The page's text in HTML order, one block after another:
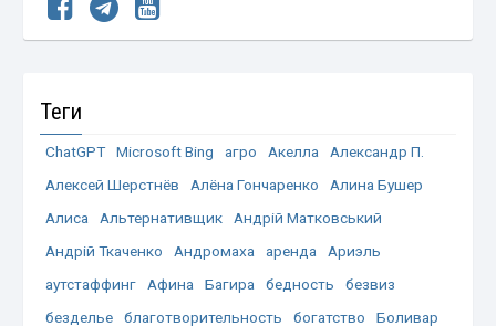
Теги
ChatGPT Microsoft Bing агро Акелла
Александр П.
Алексей Шерстнёв
Алёна Гончаренко
Алина Бушер
Алиса
Альтернативщик
Андрій Матковський
Андрій Ткаченко
Андромаха аренда
Ариэль
аутстаффинг
Афина Багира бедность
безвиз
безделье
благотворительность богатство
Боливар